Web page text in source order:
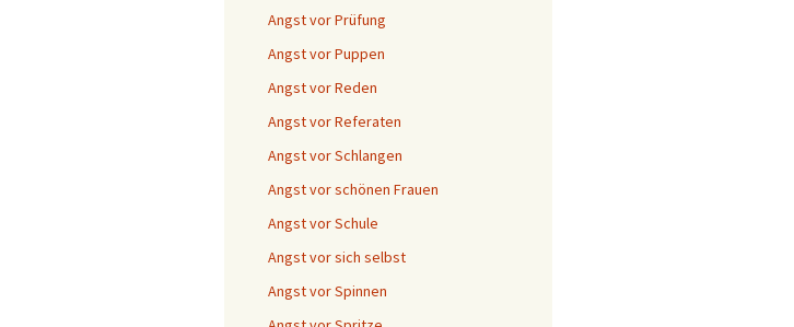
Angst vor Prüfung
Angst vor Puppen
Angst vor Reden
Angst vor Referaten
Angst vor Schlangen
Angst vor schönen Frauen
Angst vor Schule
Angst vor sich selbst
Angst vor Spinnen